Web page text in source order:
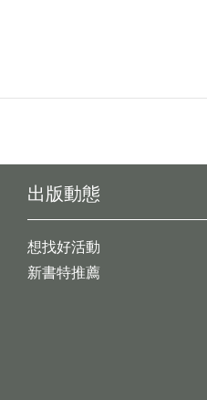
出版動態
想找好活動
新書特推薦